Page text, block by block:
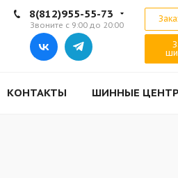
8(812)955-55-73
Звоните с 9:00 до 20:00
КОНТАКТЫ ШИННЫЕ